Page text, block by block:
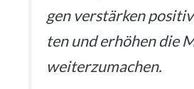
gen ver­stär­ken
ten und erhö­hen die
wei­ter­zu­ma­chen.